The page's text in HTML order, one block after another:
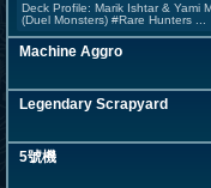
Deck Profile: Marik Ishtar & Yami
(Duel Monsters) #Rare Hunters ...
Machine Aggro
Legendary Scrapyard
5號機